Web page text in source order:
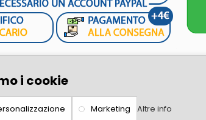
Lupex Shop S.R.L. Unipersonale di
i cookie
Marketing Altre info